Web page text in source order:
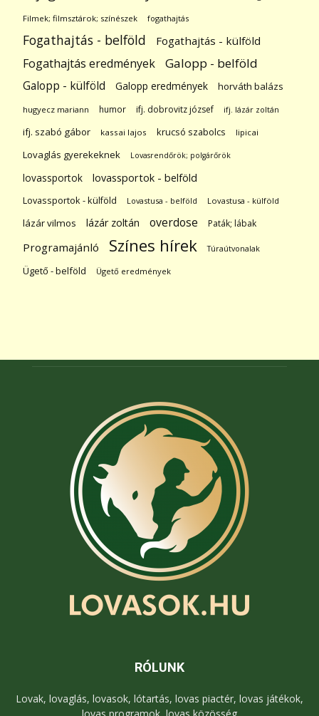
Filmek; filmsztárok; színészek fogathajtás
Fogathajtás - belföld Fogathajtás - külföld
Fogathajtás eredmények Galopp - belföld
Galopp - külföld Galopp eredmények horváth balázs
hugyecz mariann humor ifj. dobrovitz józsef ifj. lázár zoltán
ifj. szabó gábor kassai lajos krucsó szabolcs lipicai
Lovaglás gyerekeknek Lovasrendőrök; polgárőrök
lovassportok lovassportok - belföld
Lovassportok - külföld Lovastusa - belföld Lovastusa - külföld
lázár vilmos lázár zoltán overdose Paták; lábak
Programajánló Színes hírek Túraútvonalak
Ügető - belföld Ügető eredmények
RÓLUNK
Lovak, lovaglás, lovasok, lótartás, lovas piactér, lovas játékok,